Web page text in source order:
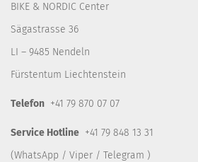
BIKE & NORDIC Center
Sägastrasse 36
LI – 9485 Nendeln
Fürstentum Liechtenstein
Telefon +41 79 870 07 07
Service Hotline +41 79 848 13 31
(WhatsApp / Viper / Telegram )